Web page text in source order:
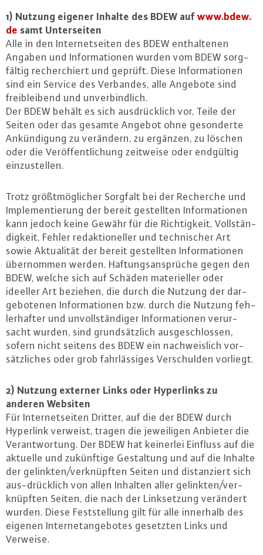
1) Nutzung eigener Inhalte des BDEW aufwww.​bdew.​
de samt Un­ter­sei­ten
Alle in den In­ter­net­sei­ten des BDEW ent­hal­te­nen
Angaben und In­for­ma­tio­nen wurden vom BDEW sorg­
fäl­tig re­cher­chiert und geprüft. Diese In­for­ma­tio­nen
sind ein Service des Verbandes, alle Angebote sind
freiblei­bend und un­ver­bind­lich.
Der BDEW behält es sich aus­drück­lich vor, Teile der
Seiten oder das gesamte Angebot ohne ge­son­der­te
An­kün­di­gung zu verändern, zu ergänzen, zu löschen
oder die Ver­öf­fent­li­chung zeitweise oder endgültig
ein­zu­stel­len.
Trotz größt­mög­li­cher Sorgfalt bei der Recherche und
Im­ple­men­tie­rung der bereit ge­stell­ten In­for­ma­tio­nen
kann jedoch keine Gewähr für die Rich­tig­keit, Voll­stän­
dig­keit, Fehler re­dak­tio­nel­ler und tech­ni­scher Art
sowie Ak­tua­li­tät der bereit ge­stell­ten In­for­ma­tio­nen
über­nom­men werden. Haf­tungs­an­sprü­che gegen den
BDEW, welche sich auf Schäden ma­te­ri­el­ler oder
ideeller Art beziehen, die durch die Nutzung der dar­
ge­bo­te­nen In­for­ma­tio­nen bzw. durch die Nutzung feh­
ler­haf­ter und un­voll­stän­di­ger In­for­ma­tio­nen ver­ur­
sacht wurden, sind grund­sätz­lich aus­ge­schlos­sen,
sofern nicht seitens des BDEW ein nach­weis­lich vor­
sätz­li­ches oder grob fahr­läs­si­ges Ver­schul­den vorliegt.
2) Nutzung externer Links oder Hy­per­links zu
anderen Websiten
Für In­ter­net­sei­ten Dritter, auf die der BDEW durch
Hyperlink verweist, tragen die je­wei­li­gen Anbieter die
Ver­ant­wor­tung. Der BDEW hat keinerlei Einfluss auf die
aktuelle und zu­künf­ti­ge Ge­stal­tung und auf die Inhalte
der gelinkten/ver­knüpf­ten Seiten und dis­tan­ziert sich
aus-drück­lich von allen Inhalten aller gelinkten/ver­
knüpf­ten Seiten, die nach der Link­set­zung verändert
wurden. Diese Fest­stel­lung gilt für alle innerhalb des
eigenen In­ter­net­an­ge­bo­tes gesetzten Links und
Verweise.